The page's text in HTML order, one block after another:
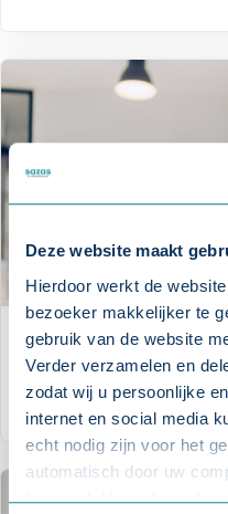
Deze website maakt
Hierdoor werkt de
bezoeker makkelijker te
gebruik van de website
Verder verzamelen en
zodat wij u persoonlijke
internet en social media
echt nodig zijn voor het
automatisch door uw
bewaard. Voor alle
Whitepaper:
WHITEPAPER